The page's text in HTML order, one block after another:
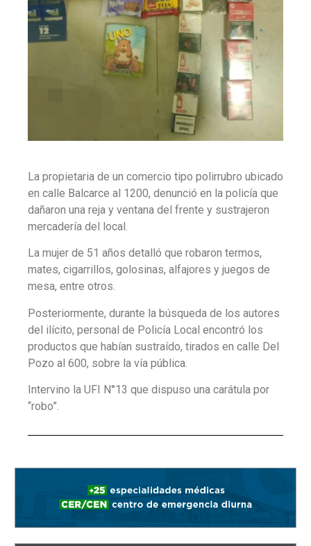
La propietaria de un comercio tipo polirrubro ubicado
en calle Balcarce al 1200, denunció en la policía que
dañaron una reja y ventana del frente y sustrajeron
mercadería del local.
La mujer de 51 años detalló que robaron termos,
mates, cigarrillos, golosinas, alfajores y juegos de
mesa, entre otros.
Posteriormente, durante la búsqueda de los autores
del ilícito, personal de Policía Local encontró los
productos que habían sustraído, tirados en calle Del
Pozo al 600, sobre la vía pública.
Intervino la UFI N°13 que dispuso una carátula por
“robo”.